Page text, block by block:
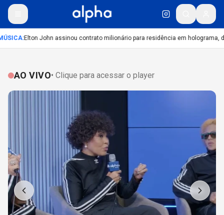
:Elton John assinou contrato milionário para residência em holograma,
AO VIVO• Clique para acessar o player